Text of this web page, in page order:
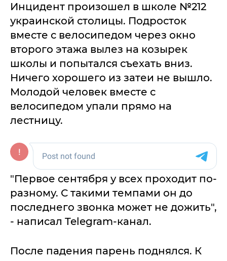
Инцидент произошел в школе №212
украинской столицы. Подросток
вместе с велосипедом через окно
второго этажа вылез на козырек
школы и попытался съехать вниз.
Ничего хорошего из затеи не вышло.
Молодой человек вместе с
велосипедом упали прямо на
лестницу.
"Первое сентября у всех проходит по-
разному. С такими темпами он до
последнего звонка может не дожить",
- написал Telegram-канал.
После падения парень поднялся. К